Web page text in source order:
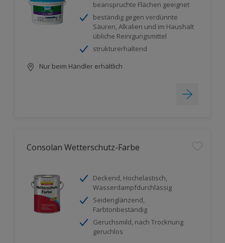
beanspruchte Flächen geeignet
beständig gegen verdünnte
Säuren, Alkalien und im Haushalt
übliche Reinigungsmittel
strukturerhaltend
Nur beim Händler erhältlich
Consolan Wetterschutz-Farbe
Deckend, Hochelastisch,
Wasserdampfdurchlässig
Seidenglänzend,
Farbtonbeständig
Geruchsmild, nach Trocknung
geruchlos